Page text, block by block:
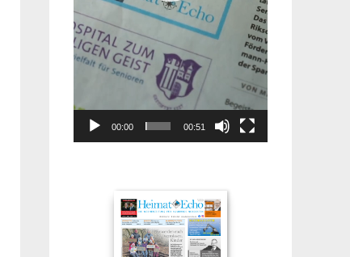
00:00 00:51